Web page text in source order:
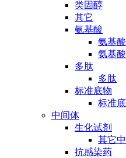
类固醇
其它
氨基酸
氨基酸
氨基
多肽
多肽
标准底物
标准
中间体
生化试剂
其它
抗感染药